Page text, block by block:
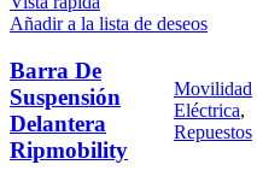
Añadir a la lista de deseos
Barra De
Suspensión
Delantera
Ripmobility
Movilidad
Eléctrica,
Repuestos